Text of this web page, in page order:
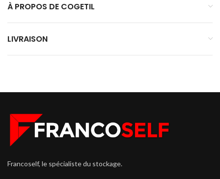
À PROPOS DE COGETIL
LIVRAISON
Francoself, le spécialiste du stockage.